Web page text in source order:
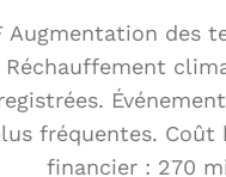
Augmentation des
fréquentes. Coût
financier : 270